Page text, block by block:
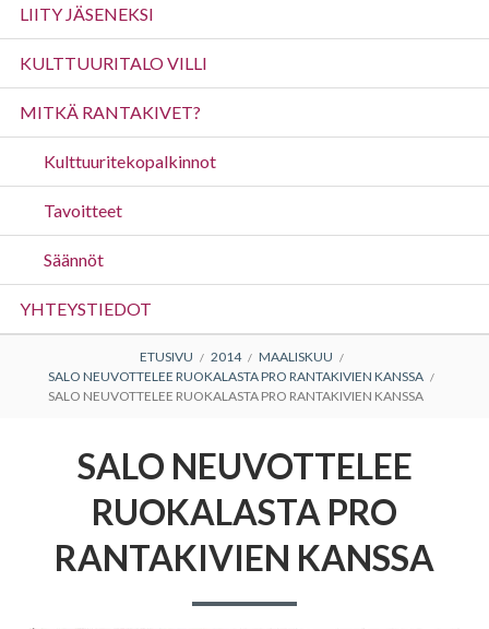
LIITY JÄSENEKSI
KULTTUURITALO VILLI
MITKÄ RANTAKIVET?
Kulttuuritekopalkinnot
Tavoitteet
Säännöt
YHTEYSTIEDOT
MURUPOLKU
ETUSIVU 2014
MAALISKUU
SALO NEUVOTTELEE RUOKALASTA PRO RANTAKIVIEN KANSSA
SALO NEUVOTTELEE RUOKALASTA PRO RANTAKIVIEN KANSSA
SALO NEUVOTTELEE
RUOKALASTA PRO
RANTAKIVIEN KANSSA